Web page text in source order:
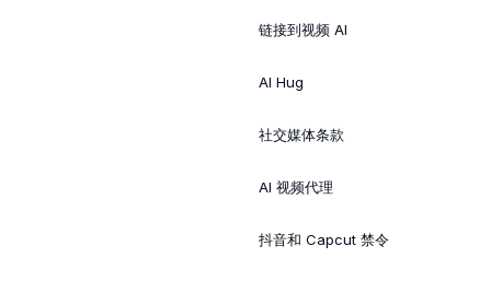
链接到视频 AI
AI Hug
社交媒体条款
AI 视频代理
抖音和 Capcut 禁令